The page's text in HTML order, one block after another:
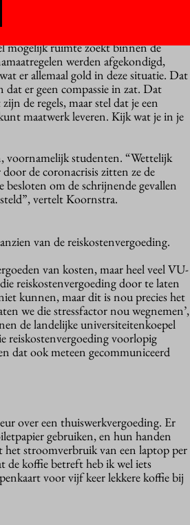
te managen”
mogelijk ruimte zoekt binnen de
werden afgekondigd,
er allemaal gold in deze situatie. Dat
dat er geen compassie in zat. Dat
de regels, maar stel dat je een
maatwerk leveren. Kijk wat je in je
voornamelijk studenten. “Wettelijk
de coronacrisis zitten ze de
om de schrijnende gevallen
vertelt Koornstra.
van de reiskostenvergoeding.
van kosten, maar heel veel VU-
reiskostenvergoeding door te laten
kunnen, maar dit is nou precies het
we die stressfactor nou wegnemen’,
de landelijke universiteitenkoepel
reiskostenvergoeding voorlopig
dat ook meteen gecommuniceerd
over een thuiswerkvergoeding. Er
gebruiken, en hun handen
het stroomverbruik van een laptop per
de koffie betreft heb ik wel iets
voor vijf keer lekkere koffie bij